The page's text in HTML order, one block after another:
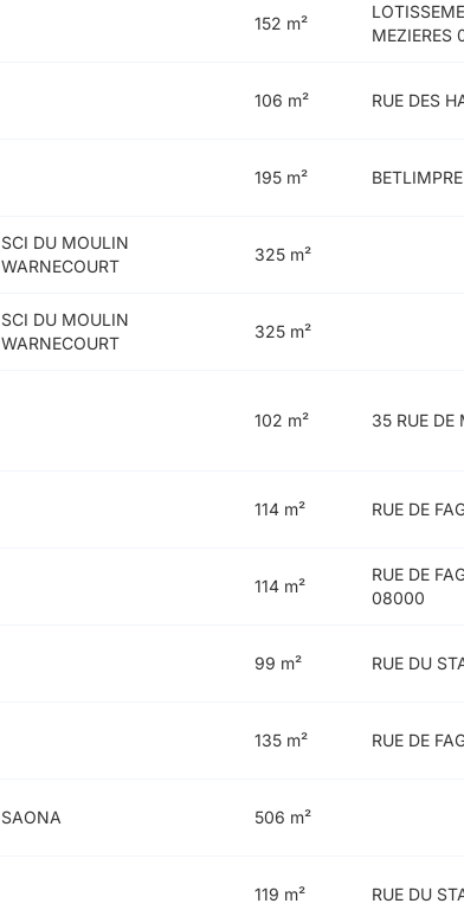
152 m²
MEZIERES
106 m² RUE DES
195 m²
SCI DU MOULIN
WARNECOURT
325 m²
SCI DU MOULIN
WARNECOURT
325 m²
102 m² 35 RUE DE
114 m² RUE DE
114 m²
RUE DE
08000
99 m² RUE DU
135 m² RUE DE
SAONA 506 m²
119 m² RUE DU